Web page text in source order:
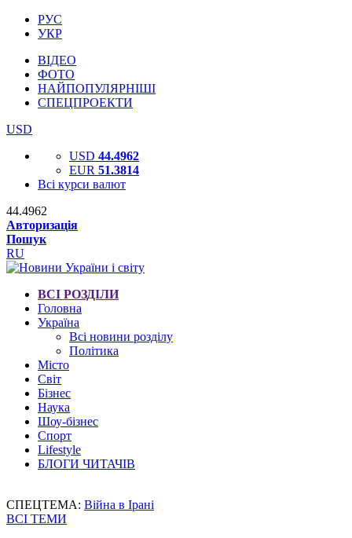
РУС
УКР
ВІДЕО
ФОТО
НАЙПОПУЛЯРНІШІ
СПЕЦПРОЕКТИ
USD
USD 44.4962
EUR 51.3814
Всі курси валют
44.4962
Авторизація
Пошук
RU
ВСІ РОЗДІЛИ
Головна
Україна
Всі новини розділу
Політика
Місто
Світ
Бізнес
Наука
Шоу-бізнес
Спорт
Lifestyle
БЛОГИ ЧИТАЧІВ
СПЕЦТЕМА: Війна в Ірані
ВСІ ТЕМИ